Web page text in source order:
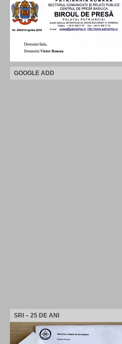
GOOGLE ADD
SRI – 25 DE ANI